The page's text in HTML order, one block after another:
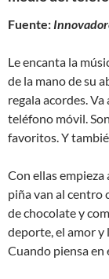
Fuente:
Le encanta la
de la mano de su
regala acordes.
teléfono móvil.
favoritos. Y
Con ellas empieza
piña van al centro
de chocolate y
deporte, el amor y
Cuando piensa en